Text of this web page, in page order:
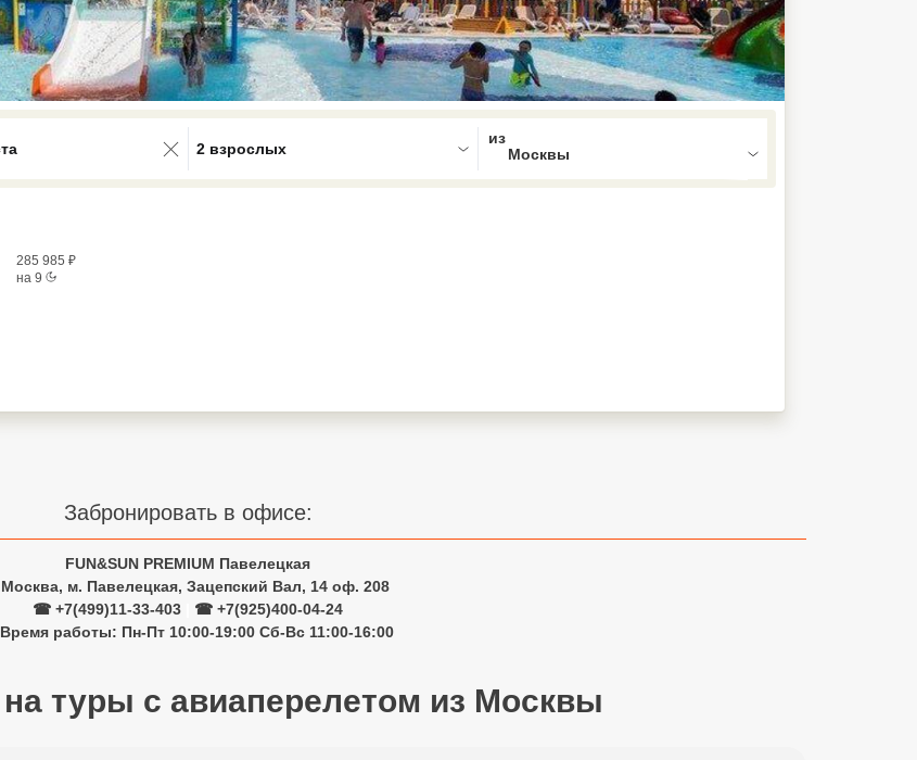
0 results available. Select is focused , press Down to open the menu,
2 взрослых
285 985 ₽
на 9
Забронировать в офисе:
FUN&SUN PREMIUM Павелецкая
Москва, м. Павелецкая, Зацепский Вал, 14 оф. 208
☎ +7(499)11-33-403
☎ +7(925)400-04-24
Время работы: Пн-Пт 10:00-19:00 Сб-Вс 11:00-16:00
туры с авиаперелетом из Москвы